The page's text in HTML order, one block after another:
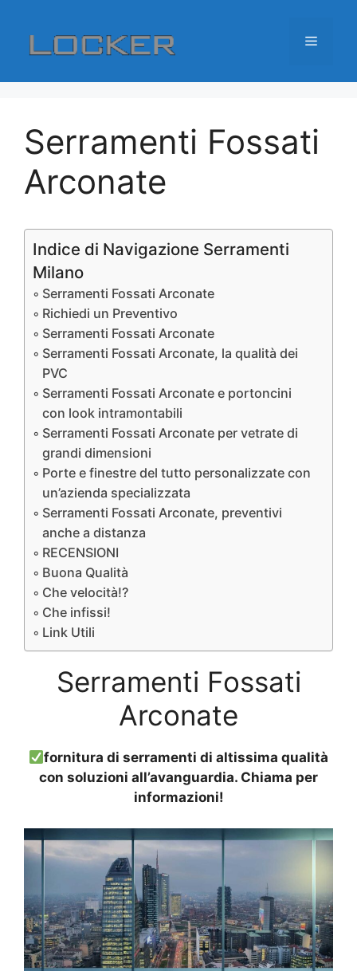
contenuto
Menu
Serramenti Fossati
Arconate
Indice di Navigazione Serramenti
Milano
Serramenti Fossati Arconate
Richiedi un Preventivo
Serramenti Fossati Arconate
Serramenti Fossati Arconate, la qualità dei
PVC
Serramenti Fossati Arconate e portoncini
con look intramontabili
Serramenti Fossati Arconate per vetrate di
grandi dimensioni
Porte e finestre del tutto personalizzate con
un’azienda specializzata
Serramenti Fossati Arconate, preventivi
anche a distanza
RECENSIONI
Buona Qualità
Che velocità!?
Che infissi!
Link Utili
Serramenti Fossati
Arconate
fornitura di serramenti di altissima qualità
con soluzioni all’avanguardia. Chiama per
informazioni!